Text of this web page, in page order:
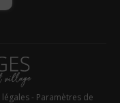
- Paramètres de